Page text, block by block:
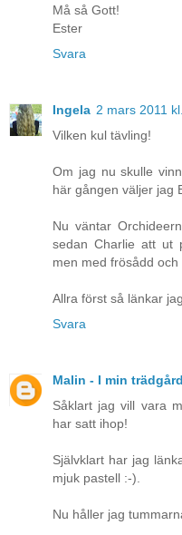
Må så Gott!
Ester
Svara
Ingela 2 mars 2011
Vilken kul tävling!
Om jag nu skulle
här gången väljer jag
Nu väntar
sedan Charlie att ut
men med frösådd
Allra först så länkar
Svara
Malin - I min trädgård
Såklart jag vill vara
har satt ihop!
Självklart har jag
mjuk pastell :-).
Nu håller jag